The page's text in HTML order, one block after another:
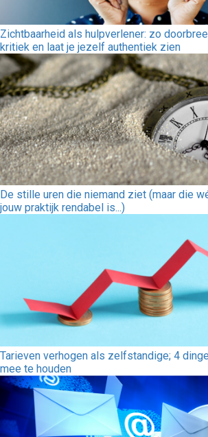
Zichtbaarheid als hulpverlener: zo
kritiek en laat je jezelf authentiek zien
De stille uren die niemand ziet (maar die
jouw praktijk rendabel is...)
Tarieven verhogen als zelfstandige; 4
mee te houden